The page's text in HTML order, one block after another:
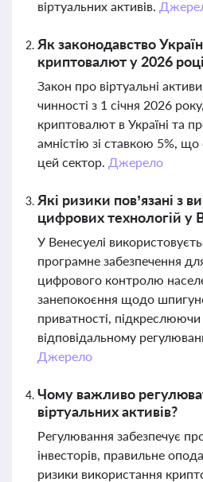
віртуальних активів.
Як законодавство
криптовалют у 2026
Закон про віртуальні
чинності з 1 січня 2026
криптовалют в Україні та
амністію зі ставкою 5%, що
цей сектор. Джерело
Які ризики пов’язані з
цифрових технологій у
У Венесуелі
програмне забезпечення
цифрового контролю
занепокоєння щодо
приватності,
відповідальному
Джерело
Чому важливо
віртуальних активів?
Регулювання забезпечує
інвесторів, правильне
ризики використання